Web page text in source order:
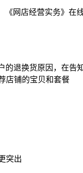
《网店经营实务》在
退换货原因，在告
店铺的宝贝和套餐
突出